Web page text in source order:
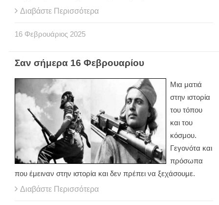
Διαβάστε Περισσότερα
16 Φεβρουάριος 2025
Σαν σήμερα 16 Φεβρουαρίου
Μια ματιά
στην ιστορία
του τόπου
και του
κόσμου.
Γεγονότα και
πρόσωπα
που έμειναν στην ιστορία και δεν πρέπει να ξεχάσουμε.
Διαβάστε Περισσότερα